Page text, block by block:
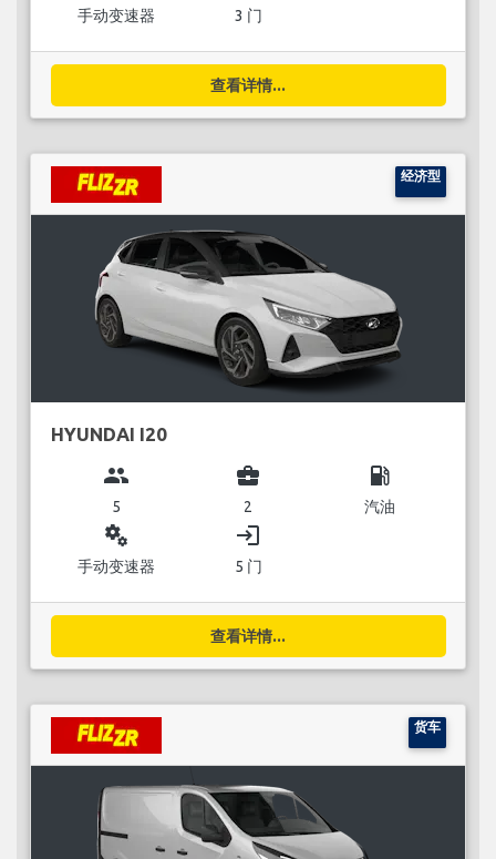
手动变速器 3 门
查看详情...
经济型
HYUNDAI I20
group
5
business_center
2
local_gas_station
汽油
miscellaneous_services
手动变速器
login
5 门
查看详情...
货车